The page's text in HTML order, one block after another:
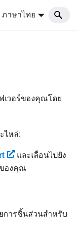
ภาษาไทย
เวอร์ของคุณโดย
ไหล่:
และเลื่อนไปยัง
ของคุณ
การชิ้นส่วนสำหรับ